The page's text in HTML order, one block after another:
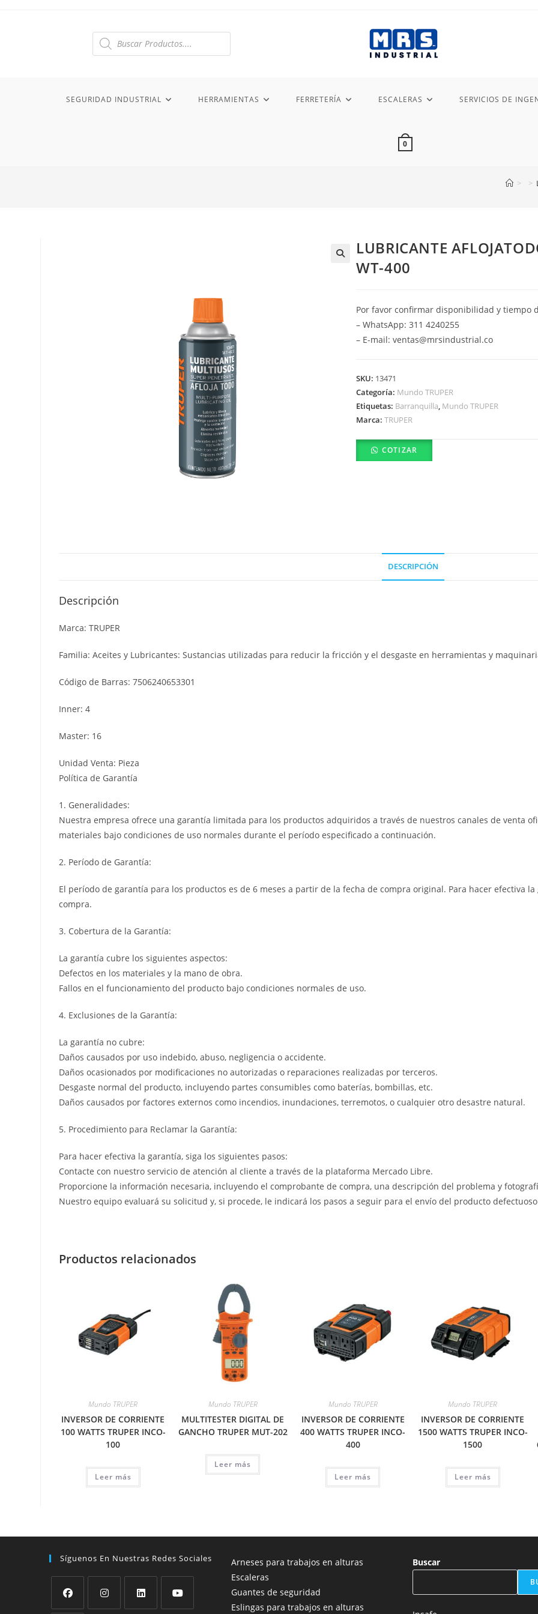
Búsqueda
SEGURIDAD INDUSTRIAL HERRAMIENTAS FERRETERÍA ESCALERAS SERVICIOS DE
0
> >
LUBRICANTE
WT-400
Por favor confirmar disponibilidad y tiempo
– WhatsApp: 311 4240255
– E-mail: ventas@mrsindustrial.co
SKU: 13471
Categoría: Mundo TRUPER
Etiquetas: Barranquilla Mundo TRUPER
Marca:TRUPER
COTIZAR
DESCRIPCIÓN
Descripción
Marca: TRUPER
Familia: Aceites y Lubricantes: Sustancias utilizadas para reducir la fricción y el desgaste en herramientas y
Código de Barras: 7506240653301
Inner: 4
Master: 16
Unidad Venta: Pieza
Política de Garantía
1. Generalidades:
Nuestra empresa ofrece una garantía limitada para los productos adquiridos a través de nuestros canales de venta
materiales bajo condiciones de uso normales durante el período especificado a continuación.
2. Período de Garantía:
El período de garantía para los productos es de 6 meses a partir de la fecha de compra original. Para hacer efectiva
compra.
3. Cobertura de la Garantía:
La garantía cubre los siguientes aspectos:
Defectos en los materiales y la mano de obra.
Fallos en el funcionamiento del producto bajo condiciones normales de uso.
4. Exclusiones de la Garantía:
La garantía no cubre:
Daños causados por uso indebido, abuso, negligencia o accidente.
Daños ocasionados por modificaciones no autorizadas o reparaciones realizadas por terceros.
Desgaste normal del producto, incluyendo partes consumibles como baterías, bombillas, etc.
Daños causados por factores externos como incendios, inundaciones, terremotos, o cualquier otro desastre natural.
5. Procedimiento para Reclamar la Garantía:
Para hacer efectiva la garantía, siga los siguientes pasos:
Contacte con nuestro servicio de atención al cliente a través de la plataforma Mercado Libre.
Proporcione la información necesaria, incluyendo el comprobante de compra, una descripción del problema y
Nuestro equipo evaluará su solicitud y, si procede, le indicará los pasos a seguir para el envío del producto defectuoso
Productos relacionados
Mundo TRUPER
INVERSOR DE CORRIENTE
100 WATTS TRUPER INCO-
100
Leer más
Mundo TRUPER
MULTITESTER DIGITAL DE
GANCHO TRUPER MUT-202
Leer más
Mundo TRUPER
INVERSOR DE CORRIENTE
400 WATTS TRUPER INCO-
400
Leer más
Mundo TRUPER
INVERSOR DE CORRIENTE
1500 WATTS TRUPER INCO-
1500
Leer más
Síguenos En Nuestras Redes Sociales
Arneses para trabajos en alturas
Escaleras
Guantes de seguridad
Eslingas para trabajos en alturas
Buscar